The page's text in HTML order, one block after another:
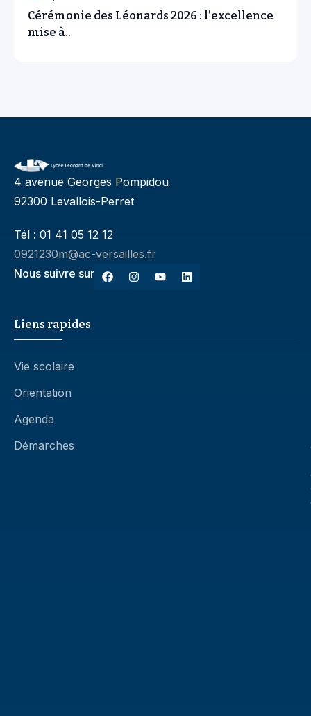
Cérémonie des Léonards 2026 : l’excellence
mise à..
4 avenue Georges Pompidou
92300 Levallois-Perret
Tél : 01 41 05 12 12
0921230m@ac-versailles.fr
Nous suivre sur
Liens rapides
Vie scolaire
Orientation
Agenda
Démarches